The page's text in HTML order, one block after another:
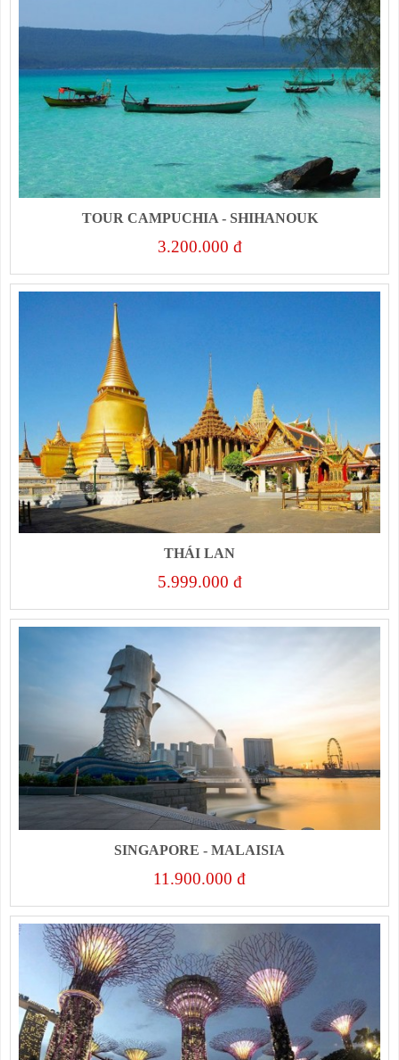
TOUR CAMPUCHIA - SHIHANOUK
3.200.000 đ
THÁI LAN
5.999.000 đ
SINGAPORE - MALAISIA
11.900.000 đ